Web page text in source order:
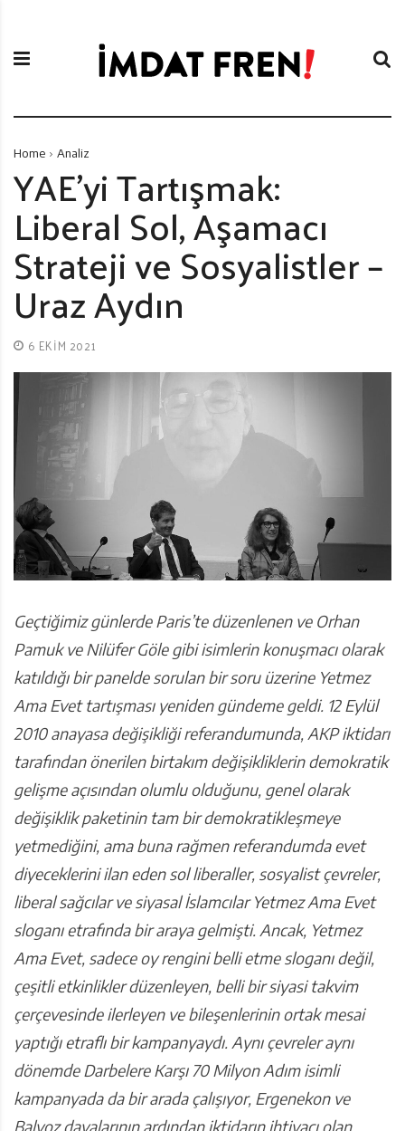
Home Analiz
YAE’yi Tartışmak:
Liberal Sol, Aşamacı
Strateji ve Sosyalistler –
Uraz Aydın
6 EKIM 2021
Geçtiğimiz günlerde Paris’te düzenlenen ve Orhan
Pamuk ve Nilüfer Göle gibi isimlerin konuşmacı olarak
katıldığı bir panelde sorulan bir soru üzerine Yetmez
Ama Evet tartışması yeniden gündeme geldi. 12 Eylül
2010 anayasa değişikliği referandumunda, AKP iktidarı
tarafından önerilen birtakım değişikliklerin demokratik
gelişme açısından olumlu olduğunu, genel olarak
değişiklik paketinin tam bir demokratikleşmeye
yetmediğini, ama buna rağmen referandumda evet
diyeceklerini ilan eden sol liberaller, sosyalist çevreler,
liberal sağcılar ve siyasal İslamcılar Yetmez Ama Evet
sloganı etrafında bir araya gelmişti. Ancak, Yetmez
Ama Evet, sadece oy rengini belli etme sloganı değil,
çeşitli etkinlikler düzenleyen, belli bir siyasi takvim
çerçevesinde ilerleyen ve bileşenlerinin ortak mesai
yaptığı etraflı bir kampanyaydı. Aynı çevreler aynı
dönemde Darbelere Karşı 70 Milyon Adım isimli
kampanyada da bir arada çalışıyor, Ergenekon ve
Balyoz davalarının ardından iktidarın ihtiyacı olan